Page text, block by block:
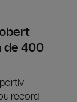
de 400
record